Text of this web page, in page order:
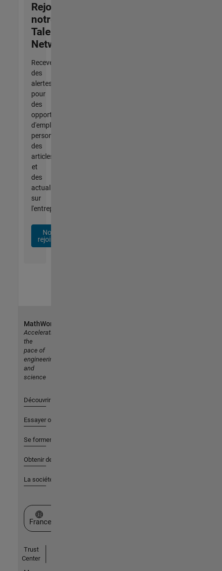
Rejoignez
notre
Talent
Network
Recevez
des
alertes
pour
des
opportunités
d'emploi
personnalisées,
des
articles
et
des
actualités
sur
l'entreprise.
Nous
rejoindre
MathWorks
Accelerating
the
pace of
engineering
and
science
Découvrir les produits
Essayer ou acheter
Se former
Obtenir de l'aide
La société
Sélectionner un site web
France
Trust
Center